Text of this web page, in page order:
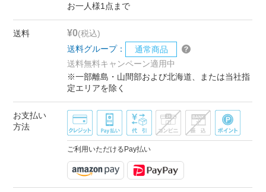
お一人様1点まで
送料 ¥0(税込)
送料グループ：
通常商品
送料無料キャンペーン適用中
※一部離島・山間部および北海道、または当社指
定エリアを除く
お支払い
方法
ご利用いただけるPay払い